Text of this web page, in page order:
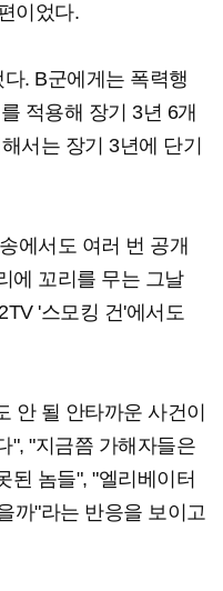
이었다.
. B군에게는 폭력행
적용해 장기 3년 6개
서는 장기 3년에 단기
에서도 여러 번 공개
에 꼬리를 무는 그날
'스모킹 건'에서도
안 될 안타까운 사건이
", "지금쯤 가해자들은
된 놈들", "엘리베이터
까"라는 반응을 보이고